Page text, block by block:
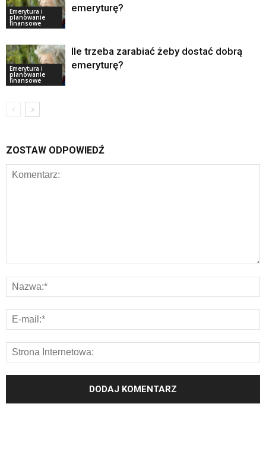
Emerytura i
planowanie
finansowe
emeryturę?
Emerytura i
planowanie
finansowe
Ile trzeba zarabiać żeby dostać dobrą
emeryturę?
ZOSTAW ODPOWIEDŹ